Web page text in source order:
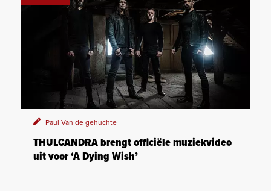
Paul Van de gehuchte
THULCANDRA brengt officiële muziekvideo
uit voor ‘A Dying Wish’